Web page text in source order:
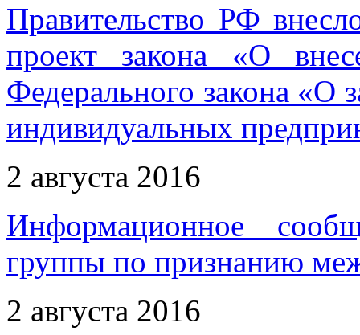
Правительство РФ
проект закона «О
Федерального закона «О
индивидуальных
2 августа 2016
Информационное
группы по признанию
2 августа 2016